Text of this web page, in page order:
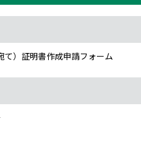
て）証明書作成申請フォーム